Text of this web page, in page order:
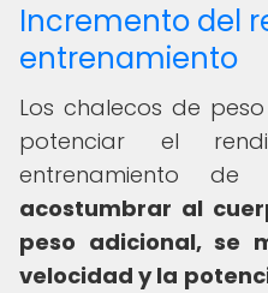
Incremento del
entrenamiento
Los chalecos de
potenciar el
entrenamiento
acostumbrar al
peso adicional, se
velocidad y la